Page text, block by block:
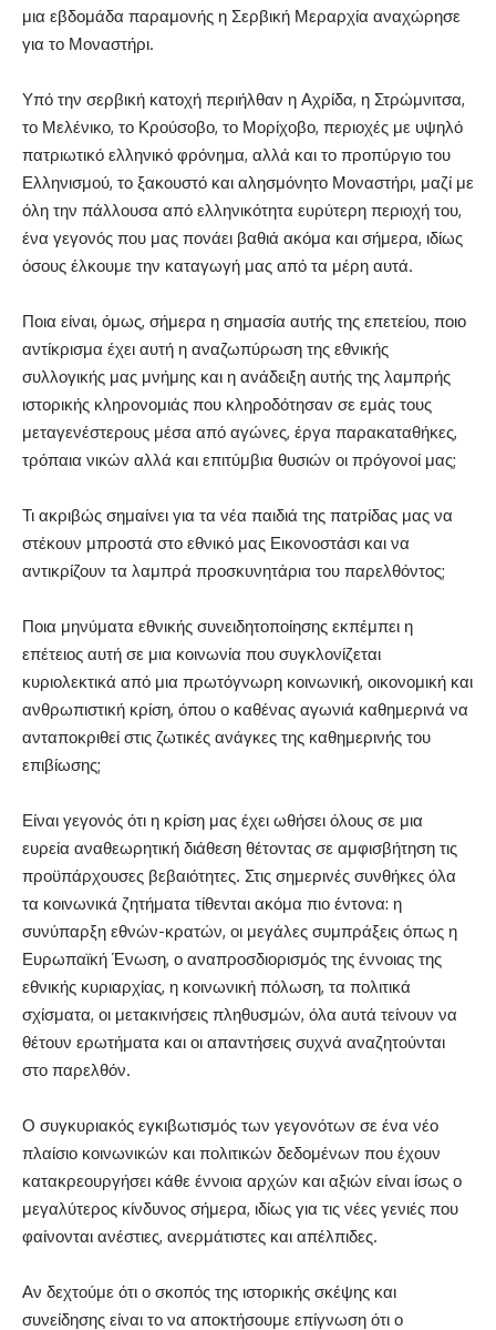
μια εβδομάδα παραμονής η Σερβική Μεραρχία αναχώρησε
για το Μοναστήρι.
Υπό την σερβική κατοχή περιήλθαν η Αχρίδα, η Στρώμνιτσα,
το Μελένικο, το Κρούσοβο, το Μορίχοβο, περιοχές με υψηλό
πατριωτικό ελληνικό φρόνημα, αλλά και το προπύργιο του
Ελληνισμού, το ξακουστό και αλησμόνητο Μοναστήρι, μαζί με
όλη την πάλλουσα από ελληνικότητα ευρύτερη περιοχή του,
ένα γεγονός που μας πονάει βαθιά ακόμα και σήμερα, ιδίως
όσους έλκουμε την καταγωγή μας από τα μέρη αυτά.
Ποια είναι, όμως, σήμερα η σημασία αυτής της επετείου, ποιο
αντίκρισμα έχει αυτή η αναζωπύρωση της εθνικής
συλλογικής μας μνήμης και η ανάδειξη αυτής της λαμπρής
ιστορικής κληρονομιάς που κληροδότησαν σε εμάς τους
μεταγενέστερους μέσα από αγώνες, έργα παρακαταθήκες,
τρόπαια νικών αλλά και επιτύμβια θυσιών οι πρόγονοί μας;
Τι ακριβώς σημαίνει για τα νέα παιδιά της πατρίδας μας να
στέκουν μπροστά στο εθνικό μας Εικονοστάσι και να
αντικρίζουν τα λαμπρά προσκυνητάρια του παρελθόντος;
Ποια μηνύματα εθνικής συνειδητοποίησης εκπέμπει η
επέτειος αυτή σε μια κοινωνία που συγκλονίζεται
κυριολεκτικά από μια πρωτόγνωρη κοινωνική, οικονομική και
ανθρωπιστική κρίση, όπου ο καθένας αγωνιά καθημερινά να
ανταποκριθεί στις ζωτικές ανάγκες της καθημερινής του
επιβίωσης;
Είναι γεγονός ότι η κρίση μας έχει ωθήσει όλους σε μια
ευρεία αναθεωρητική διάθεση θέτοντας σε αμφισβήτηση τις
προϋπάρχουσες βεβαιότητες. Στις σημερινές συνθήκες όλα
τα κοινωνικά ζητήματα τίθενται ακόμα πιο έντονα: η
συνύπαρξη εθνών-κρατών, οι μεγάλες συμπράξεις όπως η
Ευρωπαϊκή Ένωση, ο αναπροσδιορισμός της έννοιας της
εθνικής κυριαρχίας, η κοινωνική πόλωση, τα πολιτικά
σχίσματα, οι μετακινήσεις πληθυσμών, όλα αυτά τείνουν να
θέτουν ερωτήματα και οι απαντήσεις συχνά αναζητούνται
στο παρελθόν.
Ο συγκυριακός εγκιβωτισμός των γεγονότων σε ένα νέο
πλαίσιο κοινωνικών και πολιτικών δεδομένων που έχουν
κατακρεουργήσει κάθε έννοια αρχών και αξιών είναι ίσως ο
μεγαλύτερος κίνδυνος σήμερα, ιδίως για τις νέες γενιές που
φαίνονται ανέστιες, ανερμάτιστες και απέλπιδες.
Αν δεχτούμε ότι ο σκοπός της ιστορικής σκέψης και
συνείδησης είναι το να αποκτήσουμε επίγνωση ότι ο